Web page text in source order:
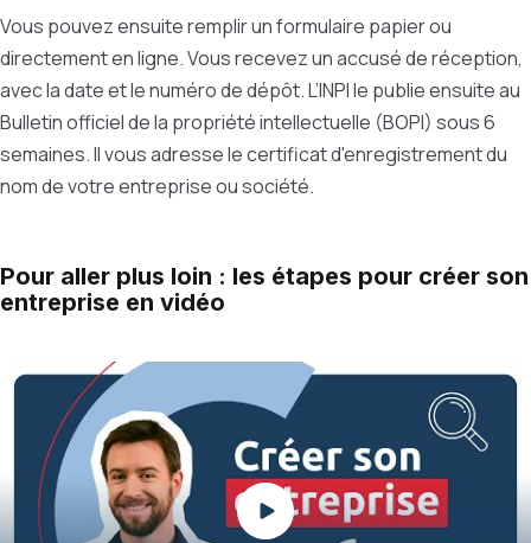
Vous pouvez ensuite remplir un formulaire papier ou
directement en ligne. Vous recevez un accusé de réception,
avec la date et le numéro de dépôt. L’INPI le publie ensuite au
Bulletin officiel de la propriété intellectuelle (BOPI) sous 6
semaines. Il vous adresse le certificat d'enregistrement du
nom de votre entreprise ou société.
Pour aller plus loin : les étapes pour créer son
entreprise en vidéo
Play